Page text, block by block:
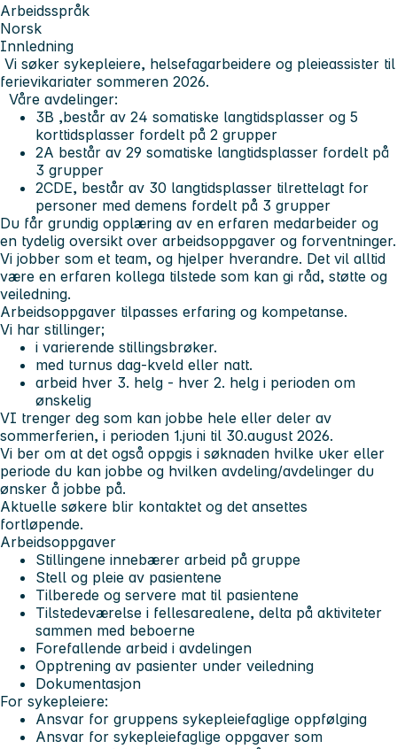
Arbeidsspråk
Norsk
Innledning
Vi søker sykepleiere, helsefagarbeidere og pleieassister til
ferievikariater sommeren 2026.
Våre avdelinger:
3B ,består av 24 somatiske langtidsplasser og 5
korttidsplasser fordelt på 2 grupper
2A består av 29 somatiske langtidsplasser fordelt på
3 grupper
2CDE, består av 30 langtidsplasser tilrettelagt for
personer med demens fordelt på 3 grupper
Du får grundig opplæring av en erfaren medarbeider og
en tydelig oversikt over arbeidsoppgaver og forventninger.
Vi jobber som et team, og hjelper hverandre. Det vil alltid
være en erfaren kollega tilstede som kan gi råd, støtte og
veiledning.
Arbeidsoppgaver tilpasses erfaring og kompetanse.
Vi har stillinger;
i varierende stillingsbrøker.
med turnus dag-kveld eller natt.
arbeid hver 3. helg - hver 2. helg i perioden om
ønskelig
VI trenger deg som kan jobbe hele eller deler av
sommerferien, i perioden 1.juni til 30.august 2026.
Vi ber om at det også oppgis i søknaden hvilke uker eller
periode du kan jobbe og hvilken avdeling/avdelinger du
ønsker å jobbe på.
Aktuelle søkere blir kontaktet og det ansettes
fortløpende.
Arbeidsoppgaver
Stillingene innebærer arbeid på gruppe
Stell og pleie av pasientene
Tilberede og servere mat til pasientene
Tilstedeværelse i fellesarealene, delta på aktiviteter
sammen med beboerne
Forefallende arbeid i avdelingen
Opptrening av pasienter under veiledning
Dokumentasjon
For sykepleiere:
Ansvar for gruppens sykepleiefaglige oppfølging
Ansvar for sykepleiefaglige oppgaver som